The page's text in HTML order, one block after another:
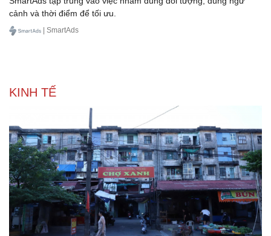
cảnh và thời điểm để tối ưu.
| SmartAds
KINH TẾ